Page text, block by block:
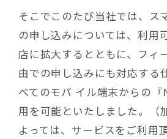
そこでこのたび当社では、ス
の申し込みについては、利用
店に拡大するとともに、フィ
由での申し込みにも対応する
べてのモバ イル端末からの『
用を可能といたしました。（
よっては、サービスをご利用